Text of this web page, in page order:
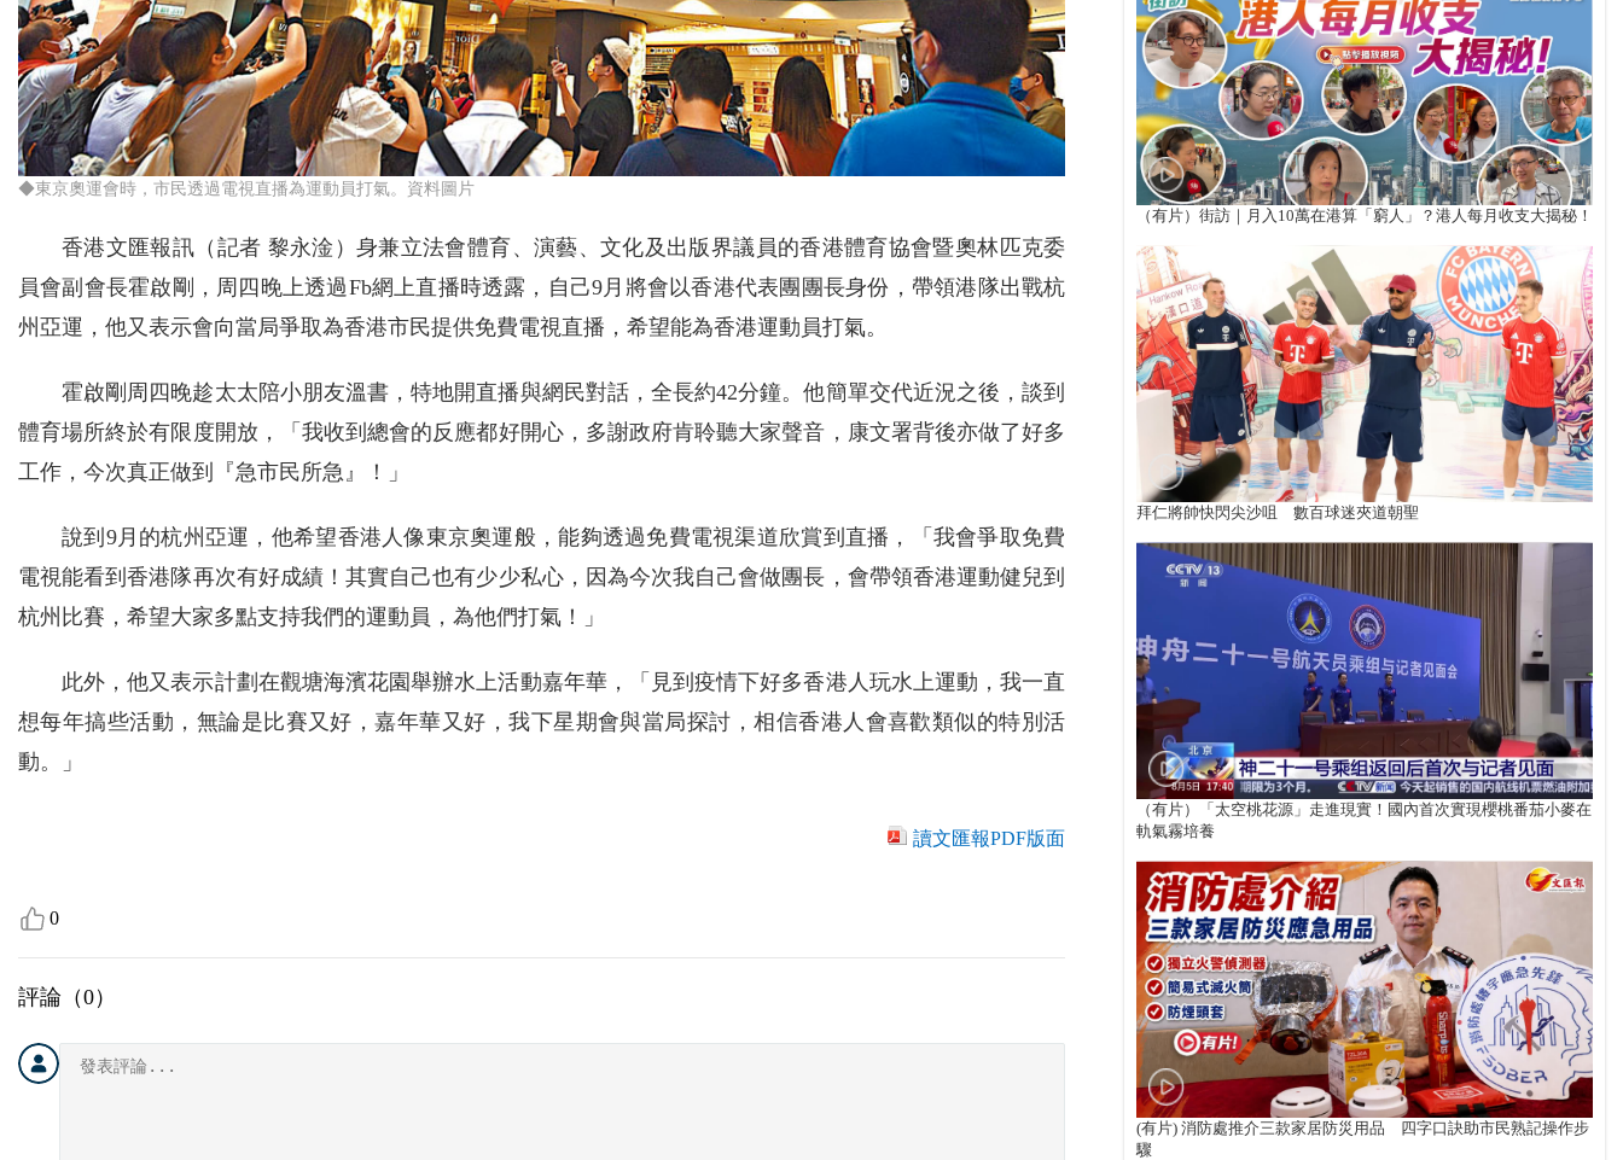
◆東京奧運會時，市民透過電視直播為運動員打氣。資料圖片
香港文匯報訊（記者 黎永淦）身兼立法會體育、演藝、文化及出版界議員的香港體育協會暨奧林匹克委
員會副會長霍啟剛，周四晚上透過Fb網上直播時透露，自己9月將會以香港代表團團長身份，帶領港隊出戰杭
州亞運，他又表示會向當局爭取為香港市民提供免費電視直播，希望能為香港運動員打氣。
霍啟剛周四晚趁太太陪小朋友溫書，特地開直播與網民對話，全長約42分鐘。他簡單交代近況之後，談到
體育場所終於有限度開放，「我收到總會的反應都好開心，多謝政府肯聆聽大家聲音，康文署背後亦做了好多
工作，今次真正做到『急市民所急』！」
說到9月的杭州亞運，他希望香港人像東京奧運般，能夠透過免費電視渠道欣賞到直播，「我會爭取免費
電視能看到香港隊再次有好成績！其實自己也有少少私心，因為今次我自己會做團長，會帶領香港運動健兒到
杭州比賽，希望大家多點支持我們的運動員，為他們打氣！」
此外，他又表示計劃在觀塘海濱花園舉辦水上活動嘉年華，「見到疫情下好多香港人玩水上運動，我一直
想每年搞些活動，無論是比賽又好，嘉年華又好，我下星期會與當局探討，相信香港人會喜歡類似的特別活
動。」
讀文匯報PDF版面
0
評論（0）
（有片）街訪｜月入10萬在港算「窮人」？港人每月收支大揭秘！
拜仁將帥快閃尖沙咀 數百球迷夾道朝聖
（有片）「太空桃花源」走進現實！國內首次實現櫻桃番茄小麥在
軌氣霧培養
(有片) 消防處推介三款家居防災用品 四字口訣助市民熟記操作步
驟